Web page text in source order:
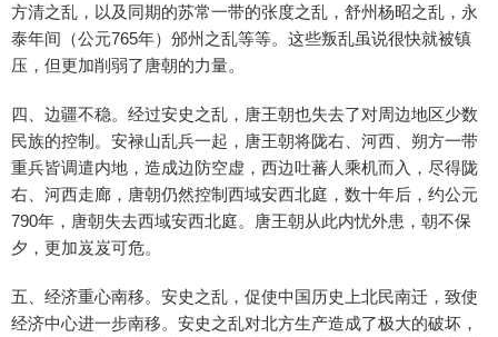
方清之乱，以及同期的苏常一带的张度之乱，舒州杨昭之乱，永
泰年间（公元765年）邠州之乱等等。这些叛乱虽说很快就被镇
压，但更加削弱了唐朝的力量。
四、边疆不稳。经过安史之乱，唐王朝也失去了对周边地区少数
民族的控制。安禄山乱兵一起，唐王朝将陇右、河西、朔方一带
重兵皆调遣内地，造成边防空虚，西边吐蕃人乘机而入，尽得陇
右、河西走廊，唐朝仍然控制西域安西北庭，数十年后，约公元
790年，唐朝失去西域安西北庭。唐王朝从此内忧外患，朝不保
夕，更加岌岌可危。
五、经济重心南移。安史之乱，促使中国历史上北民南迁，致使
经济中心进一步南移。安史之乱对北方生产造成了极大的破坏，